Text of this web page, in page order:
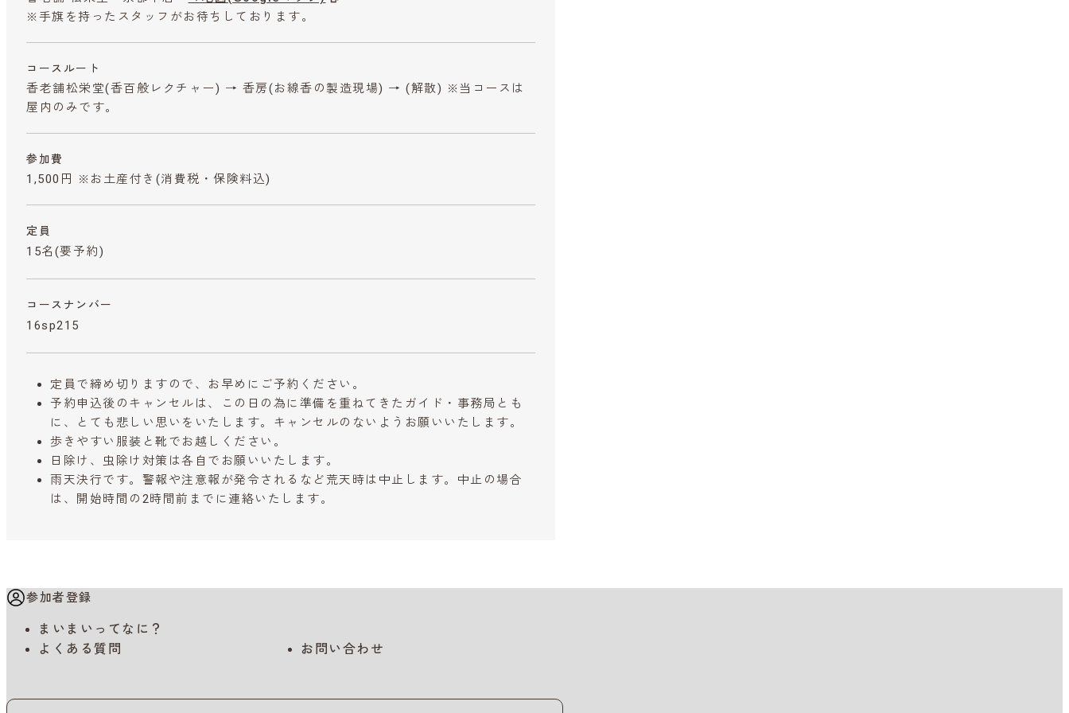
※手旗を持ったスタッフがお待ちしております。
コースルート
香老舗松栄堂(香百般レクチャー) → 香房(お線香の製造現場) → (解散) ※当コースは
屋内のみです。
参加費
1,500円 ※お土産付き (消費税・保険料込)
定員
15名(要予約)
コースナンバー
16sp215
定員で締め切りますので、お早めにご予約ください。
予約申込後のキャンセルは、この日の為に準備を重ねてきたガイド・事務局とも
に、とても悲しい思いをいたします。キャンセルのないようお願いいたします。
歩きやすい服装と靴でお越しください。
日除け、虫除け対策は各自でお願いいたします。
雨天決行です。警報や注意報が発令されるなど荒天時は中止します。中止の場合
は、開始時間の2時間前までに連絡いたします。
参加者登録
まいまいってなに？
よくある質問
お問い合わせ